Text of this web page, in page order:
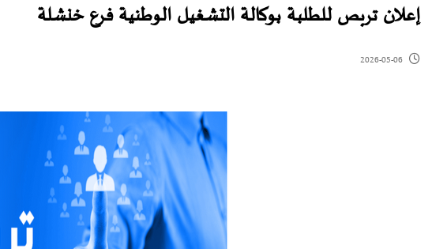
إعلان تربص للطلبة بوكالة التشغيل الوطنية فرع خنشلة
2026-05-06